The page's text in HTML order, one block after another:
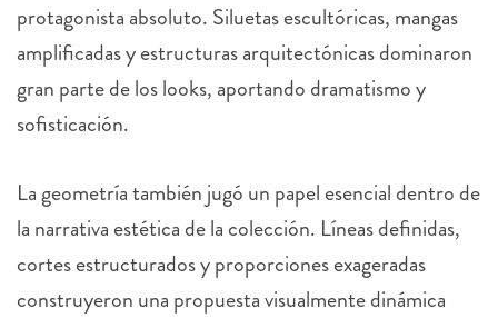
protagonista absoluto. Siluetas escultóricas, mangas
amplificadas y estructuras arquitectónicas dominaron
gran parte de los looks, aportando dramatismo y
sofisticación.
La geometría también jugó un papel esencial dentro de
la narrativa estética de la colección. Líneas definidas,
cortes estructurados y proporciones exageradas
construyeron una propuesta visualmente dinámica